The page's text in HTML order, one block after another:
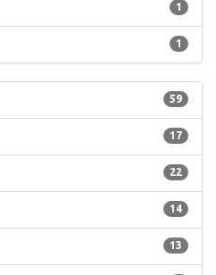
1
1
59
17
22
14
13